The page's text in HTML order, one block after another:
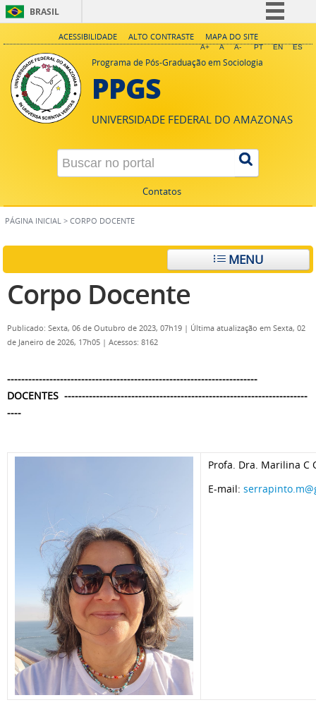
BRASIL
Simplifique!
Comunica BR
Legislação
Canais
ACESSIBILIDADE ALTO CONTRASTE MAPA DO SITE
A+ A A- PT EN ES
Programa de Pós-Graduação em Sociologia
PPGS
UNIVERSIDADE FEDERAL DO AMAZONAS
Contatos
PÁGINA INICIAL > CORPO DOCENTE
MENU
Corpo Docente
Publicado: Sexta, 06 de Outubro de 2023, 07h19 | Última atualização em Sexta, 02
de Janeiro de 2026, 17h05 | Acessos: 8162
-----------------------------------------------------------------------
DOCENTES ---------------------------------------------------------------------
----
Profa. Dra. Marilina C
E-mail: